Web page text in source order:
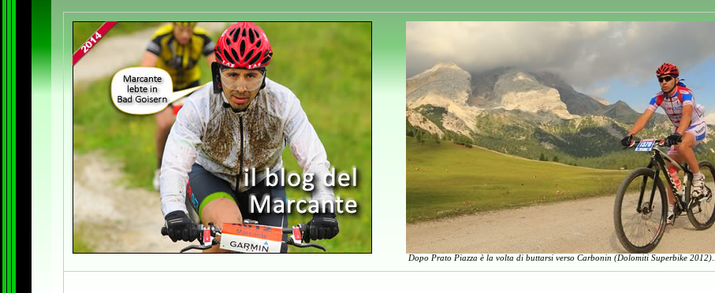
Dopo Prato Piazza è la volta di buttarsi verso Carbonin (Dolomiti Superbike 2012)...